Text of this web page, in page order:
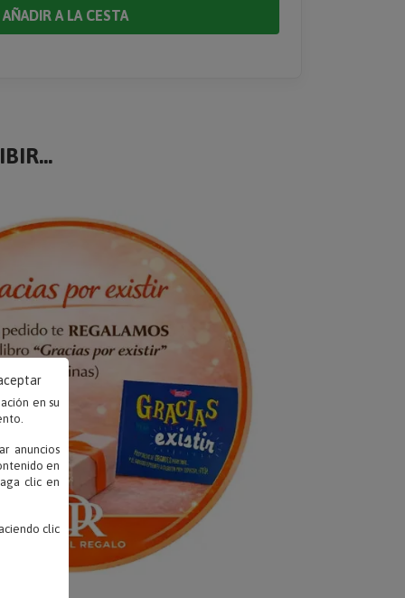
A LA CESTA
en su
anuncios
en
clic en
clic